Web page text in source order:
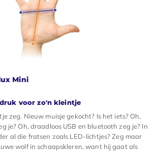
Mini
voor zo'n kleintje
zeg. Nieuw muisje gekocht? Is het iets? Oh,
je? Oh, draadloos USB en bluetooth zeg je? In
al die fratsen zoals LED-lichtjes? Zeg maar
wolf in schaapskleren, want hij gaat als